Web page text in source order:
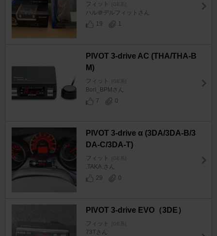
フィット [GE系]
ハル＠デルフィットさん
19
1
PIVOT 3-drive AC (THA/THA-B
M)
フィット [GE系]
Bori_BPMさん
7
0
PIVOT 3-drive α (3DA/3DA-B/3
DA-C/3DA-T)
フィット [GE系]
.TAKA.さん
29
0
PIVOT 3-drive EVO（3DE）
フィット [GE系]
73Tさん